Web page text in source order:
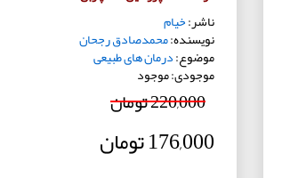
ناشر:خیام
نویسنده:محمدصادق رجحان
موضوع:درمان های طبیعی
موجودی: موجود
220,000 تومان
176,000 تومان